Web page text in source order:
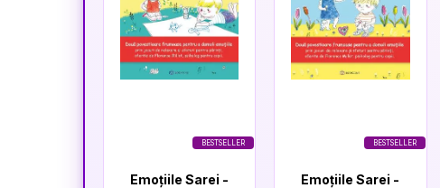
BESTSELLER
Emoțiile Sarei -
BESTSELLER
Emoțiile Sarei -